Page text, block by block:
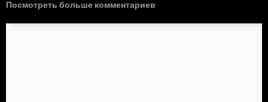
Посмотреть больше комментариев